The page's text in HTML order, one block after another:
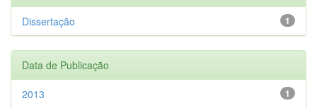
1
Dissertação
Data de Publicação
1
2013